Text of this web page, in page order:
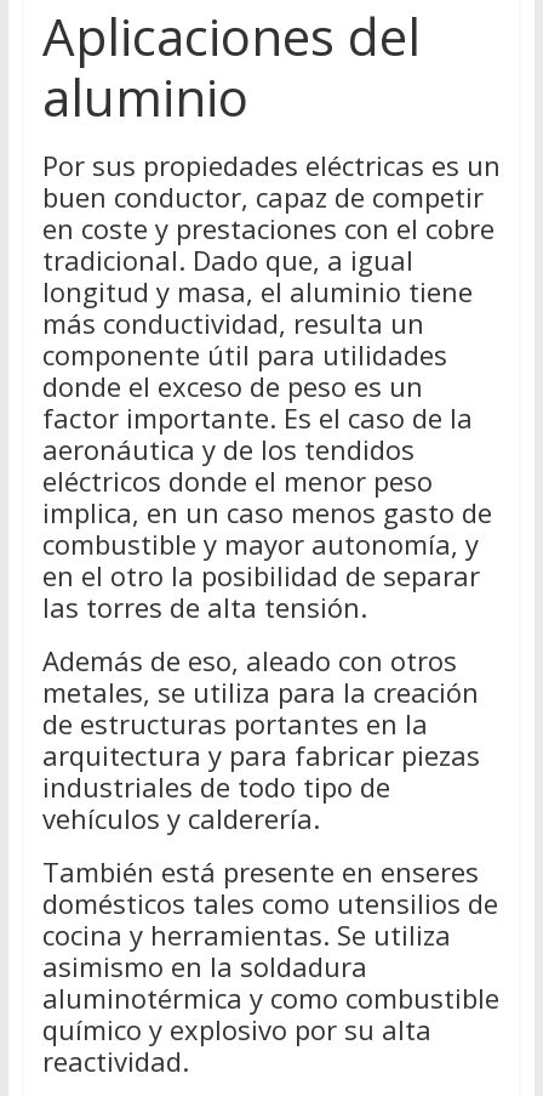
Aplicaciones del
aluminio
Por sus propiedades eléctricas es un
buen conductor, capaz de competir
en coste y prestaciones con el cobre
tradicional. Dado que, a igual
longitud y masa, el aluminio tiene
más conductividad, resulta un
componente útil para utilidades
donde el exceso de peso es un
factor importante. Es el caso de la
aeronáutica y de los tendidos
eléctricos donde el menor peso
implica, en un caso menos gasto de
combustible y mayor autonomía, y
en el otro la posibilidad de separar
las torres de alta tensión.
Además de eso, aleado con otros
metales, se utiliza para la creación
de estructuras portantes en la
arquitectura y para fabricar piezas
industriales de todo tipo de
vehículos y calderería.
También está presente en enseres
domésticos tales como utensilios de
cocina y herramientas. Se utiliza
asimismo en la soldadura
aluminotérmica y como combustible
químico y explosivo por su alta
reactividad.